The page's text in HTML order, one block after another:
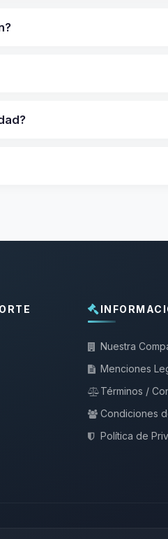
Nuestra
Menciones
Términos /
Condiciones
Política de